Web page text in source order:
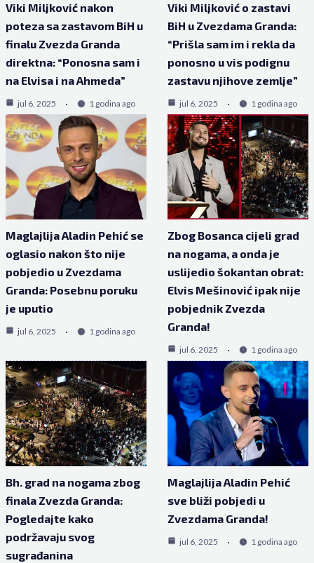
Viki Miljković nakon
poteza sa zastavom BiH u
finalu Zvezda Granda
direktna: “Ponosna sam i
na Elvisa i na Ahmeda”
jul 6, 2025 1 godina ago
Viki Miljković o zastavi
BiH u Zvezdama Granda:
“Prišla sam im i rekla da
ponosno u vis podignu
zastavu njihove zemlje”
jul 6, 2025 1 godina ago
Maglajlija Aladin Pehić se
oglasio nakon što nije
pobjedio u Zvezdama
Granda: Posebnu poruku
je uputio
jul 6, 2025 1 godina ago
Zbog Bosanca cijeli grad
na nogama, a onda je
uslijedio šokantan obrat:
Elvis Mešinović ipak nije
pobjednik Zvezda
Granda!
jul 6, 2025 1 godina ago
Bh. grad na nogama zbog
finala Zvezda Granda:
Pogledajte kako
podržavaju svog
sugrađanina
Maglajlija Aladin Pehić
sve bliži pobjedi u
Zvezdama Granda!
jul 6, 2025 1 godina ago